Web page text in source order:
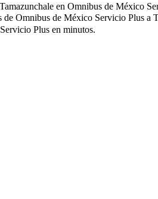
en Omnibus de
de Omnibus de México Servicio Plus a
Plus en minutos.